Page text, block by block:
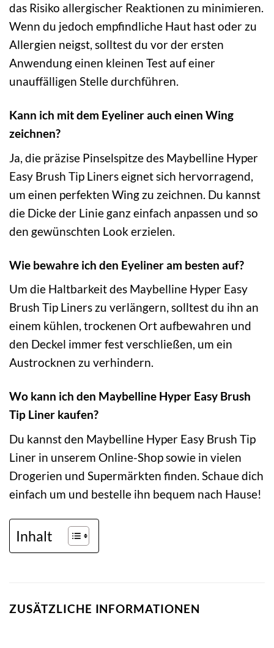
das Risiko allergischer Reaktionen zu minimieren.
Wenn du jedoch empfindliche Haut hast oder zu
Allergien neigst, solltest du vor der ersten
Anwendung einen kleinen Test auf einer
unauffälligen Stelle durchführen.
Kann ich mit dem Eyeliner auch einen Wing
zeichnen?
Ja, die präzise Pinselspitze des Maybelline Hyper
Easy Brush Tip Liners eignet sich hervorragend,
um einen perfekten Wing zu zeichnen. Du kannst
die Dicke der Linie ganz einfach anpassen und so
den gewünschten Look erzielen.
Wie bewahre ich den Eyeliner am besten auf?
Um die Haltbarkeit des Maybelline Hyper Easy
Brush Tip Liners zu verlängern, solltest du ihn an
einem kühlen, trockenen Ort aufbewahren und
den Deckel immer fest verschließen, um ein
Austrocknen zu verhindern.
Wo kann ich den Maybelline Hyper Easy Brush
Tip Liner kaufen?
Du kannst den Maybelline Hyper Easy Brush Tip
Liner in unserem Online-Shop sowie in vielen
Drogerien und Supermärkten finden. Schaue dich
einfach um und bestelle ihn bequem nach Hause!
Inhalt
ZUSÄTZLICHE INFORMATIONEN